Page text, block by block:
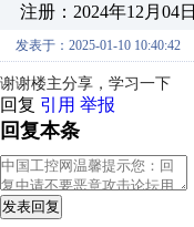
注册：2024年12月04日
发表于：2025-01-10 10:40:42
谢谢楼主分享，学习一下
回复 引用 举报
回复本条
发表回复